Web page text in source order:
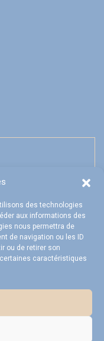
des technologies
aux informations des
nous permettra de
de navigation ou les ID
ou de retirer son
caractéristiques